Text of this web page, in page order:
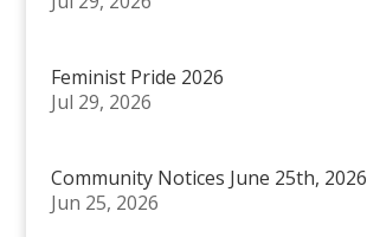
Feminist Pride 2026
Jul 29, 2026
Community Notices June 25th, 2026
Jun 25, 2026